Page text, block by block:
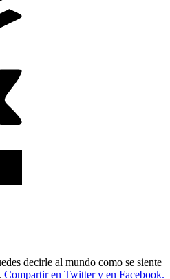
decirle al mundo como se siente
Compartir en Twitter y en Facebook.